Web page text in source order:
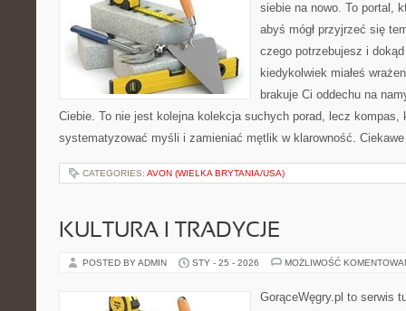
siebie na nowo. To portal,
abyś mógł przyjrzeć się
czego potrzebujesz i
kiedykolwiek miałeś
brakuje Ci oddechu na
Ciebie. To nie jest kolejna kolekcja suchych porad, lecz kompas,
systematyzować myśli i zamieniać mętlik w klarowność.
CATEGORIES: AVON (WIELKA BRYTANIA/USA)
KULTURA I TRADYCJE
POSTED BY ADMIN STY - 25 - 2026 MOŻLIWOŚĆ
GorąceWęgry.pl to serwis